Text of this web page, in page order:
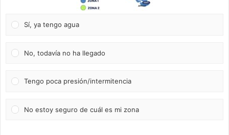
Sí, ya tengo agua
No, todavía no ha llegado
Tengo poca presión/intermitencia
No estoy seguro de cuál es mi zona